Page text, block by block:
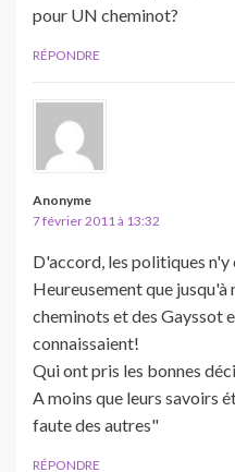
pour UN cheminot?
RÉPONDRE
Anonyme
7 février 2011 à 13:32
D'accord, les politiques n'y
Heureusement que jusqu'à
cheminots et des Gayssot
connaissaient!
Qui ont pris les bonnes
A moins que leurs savoirs
faute des autres"
RÉPONDRE